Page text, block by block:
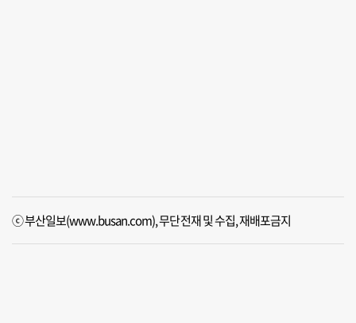
ⓒ 부산일보(www.busan.com), 무단전재 및 수집, 재배포금지